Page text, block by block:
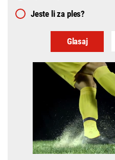
Jeste li za ples?